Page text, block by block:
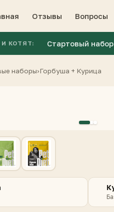
Отзывы Вопросы
КОТЯТ: Стартовый набор
наборы›Горбуша + Курица